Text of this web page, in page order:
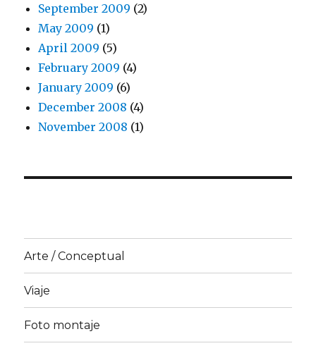
September 2009 (2)
May 2009 (1)
April 2009 (5)
February 2009 (4)
January 2009 (6)
December 2008 (4)
November 2008 (1)
Arte / Conceptual
Viaje
Foto montaje